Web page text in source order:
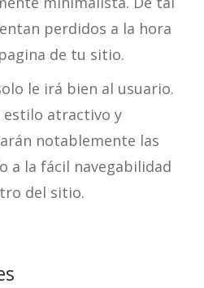
perdidos a la hora
de tu sitio.
le irá bien al usuario.
estilo atractivo y
notablemente las
a la fácil navegabilidad
del sitio.